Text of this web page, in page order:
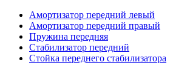
Амортизатор передний левый
Амортизатор передний правый
Пружина передняя
Стабилизатор передний
Стойка переднего стабилизатора